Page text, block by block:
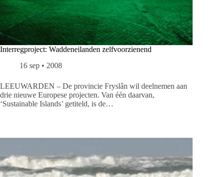
Interregproject: Waddeneilanden zelfvoorzienend
16 sep • 2008
LEEUWARDEN – De provincie Fryslân wil deelnemen aan
drie nieuwe Europese projecten. Van één daarvan,
‘Sustainable Islands’ getiteld, is de…